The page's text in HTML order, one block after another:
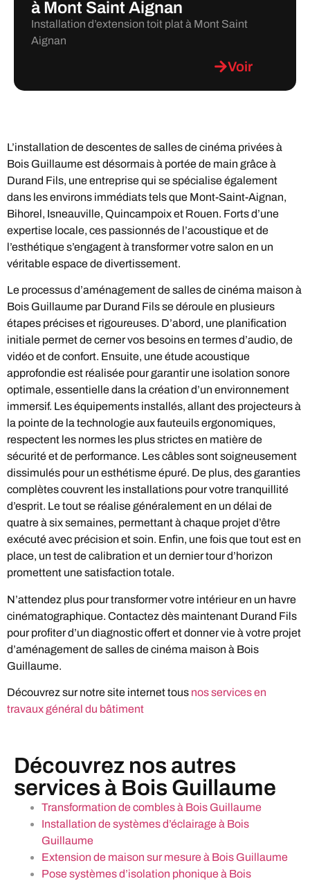
à Mont Saint Aignan
Installation d’extension toit plat à Mont Saint
Aignan
Voir
L’installation de descentes de salles de cinéma privées à
Bois Guillaume est désormais à portée de main grâce à
Durand Fils, une entreprise qui se spécialise également
dans les environs immédiats tels que Mont-Saint-Aignan,
Bihorel, Isneauville, Quincampoix et Rouen. Forts d’une
expertise locale, ces passionnés de l’acoustique et de
l’esthétique s’engagent à transformer votre salon en un
véritable espace de divertissement.
Le processus d’aménagement de salles de cinéma maison à
Bois Guillaume par Durand Fils se déroule en plusieurs
étapes précises et rigoureuses. D’abord, une planification
initiale permet de cerner vos besoins en termes d’audio, de
vidéo et de confort. Ensuite, une étude acoustique
approfondie est réalisée pour garantir une isolation sonore
optimale, essentielle dans la création d’un environnement
immersif. Les équipements installés, allant des projecteurs à
la pointe de la technologie aux fauteuils ergonomiques,
respectent les normes les plus strictes en matière de
sécurité et de performance. Les câbles sont soigneusement
dissimulés pour un esthétisme épuré. De plus, des garanties
complètes couvrent les installations pour votre tranquillité
d’esprit. Le tout se réalise généralement en un délai de
quatre à six semaines, permettant à chaque projet d’être
exécuté avec précision et soin. Enfin, une fois que tout est en
place, un test de calibration et un dernier tour d’horizon
promettent une satisfaction totale.
N’attendez plus pour transformer votre intérieur en un havre
cinématographique. Contactez dès maintenant Durand Fils
pour profiter d’un diagnostic offert et donner vie à votre projet
d’aménagement de salles de cinéma maison à Bois
Guillaume.
Découvrez sur notre site internet tous nos services en
travaux général du bâtiment
Découvrez nos autres
services à Bois Guillaume
Transformation de combles à Bois Guillaume
Installation de systèmes d’éclairage à Bois
Guillaume
Extension de maison sur mesure à Bois Guillaume
Pose systèmes d’isolation phonique à Bois